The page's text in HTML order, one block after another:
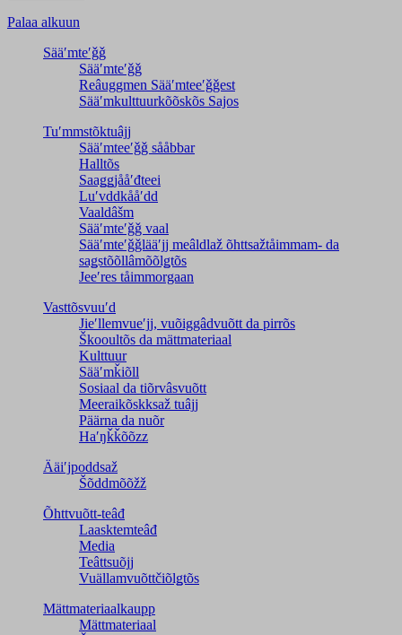
Palaa alkuun
Sääʹmteʹǧǧ
Sääʹmteʹǧǧ
Reâuggmen Sääʹmteeʹǧǧest
Sääʹmkulttuurkõõskõs Sajos
Tuʹmmstõktuâjj
Sääʹmteeʹǧǧ sååbbar
Halltõs
Saaǥǥjååʹđteei
Luʹvddkååʹdd
Vaaldâšm
Sääʹmteʹǧǧ vaal
Sääʹmteʹǧǧlääʹjj meâldlaž õhttsažtåimmam- da
saǥstõõllâmõõlǥtõs
Jeeʹres tåimmorgaan
Vasttõsvuuʹd
Jieʹllemvueʹjj, vuõiggâdvuõtt da pirrõs
Škooultõs da mättmateriaal
Kulttuur
Sääʹmǩiõll
Sosiaal da tiõrvâsvuõtt
Meeraikõskksaž tuâjj
Päärna da nuõr
Haʹŋǩǩõõzz
Ääiʹjpoddsaž
Šõddmõõžž
Õhttvuõtt-teâđ
Laasktemteâđ
Media
Teâttsuõjj
Vuällamvuõttčiõlǥtõs
Mättmateriaalkaupp
Mättmateriaal